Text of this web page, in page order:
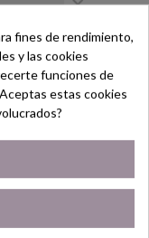
- Color
inc.)
suave,
a!
un
fines de rendimiento,
y las cookies
funciones de
estas cookies